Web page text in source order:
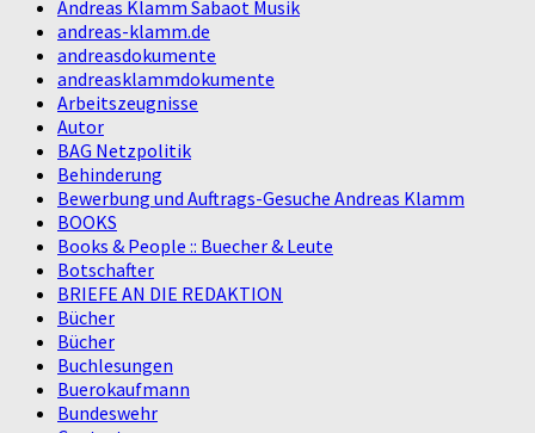
Andreas Klamm Sabaot Musik
andreas-klamm.de
andreasdokumente
andreasklammdokumente
Arbeitszeugnisse
Autor
BAG Netzpolitik
Behinderung
Bewerbung und Auftrags-Gesuche Andreas Klamm
BOOKS
Books & People :: Buecher & Leute
Botschafter
BRIEFE AN DIE REDAKTION
Bücher
Bücher
Buchlesungen
Buerokaufmann
Bundeswehr